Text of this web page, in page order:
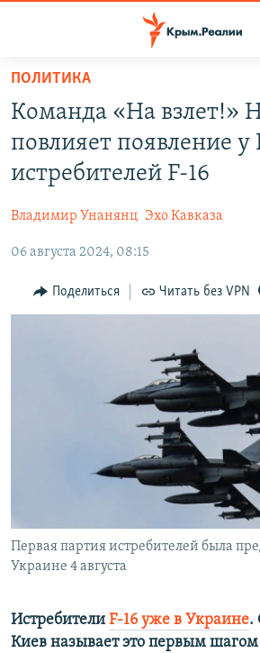
Вернуться
основному
содержанию
главной
навигации
Вернутся
поиску
СПЕЦПРОЕКТЫ
ГРУЗ 200
11 ЛЕТ ОККУПАЦИИ КРЫМА. 11 ИСТОРИЙ
ЕЩЕ
ИНТЕРАКТИВ
ИНФОГРАФИКА
СОВЕТЫ ПРАВОЗАЩИТНИКОВ
ПРОПАВШИЕ БЕЗ ВЕСТИ
ПОБЕДИТЕЛЕЙ НЕ СУДЯТ?
КРЫМ.НЕПОКОРЕННЫЙ
РАДІО СВОБОДА
КАК ОБОЙТИ БЛОКИРОВКУ
Все сайты RFE/RL
ПОЛИТИКА
Команда «На взлет!»
повлияет появление
истребителей F-16
Владимир Унанянц Эхо Кавказа
06 августа 2024, 08:15
Поделиться Читать без VPN
Первая партия истребителей была
Украине 4 августа
Истребители F-16 уже в Украине.
Киев называет это первым